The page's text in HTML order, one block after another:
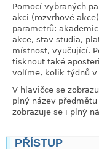
Pomocí vybraných
akci (rozvrhové
parametrů:
akce, stav studia,
místnost, vyučující.
tisknout také
volíme, kolik týdnů v
V hlavičce se
plný název
zobrazuje se i plný
PŘÍSTUP